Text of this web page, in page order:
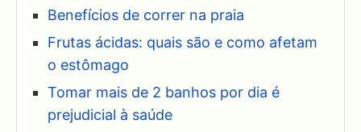
Benefícios de correr na praia
Frutas ácidas: quais são e como afetam
o estômago
Tomar mais de 2 banhos por dia é
prejudicial à saúde